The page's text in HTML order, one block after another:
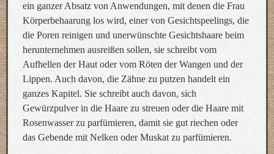
ein ganzer Absatz von Anwendungen, mit denen die Frau
Körperbehaarung los wird, einer von Gesichtspeelings, die
die Poren reinigen und unerwünschte Gesichtshaare beim
herunternehmen ausreißen sollen, sie schreibt vom
Aufhellen der Haut oder vom Röten der Wangen und der
Lippen. Auch davon, die Zähne zu putzen handelt ein
ganzes Kapitel. Sie schreibt auch davon, sich
Gewürzpulver in die Haare zu streuen oder die Haare mit
Rosenwasser zu parfümieren, damit sie gut riechen oder
das Gebende mit Nelken oder Muskat zu parfümieren.